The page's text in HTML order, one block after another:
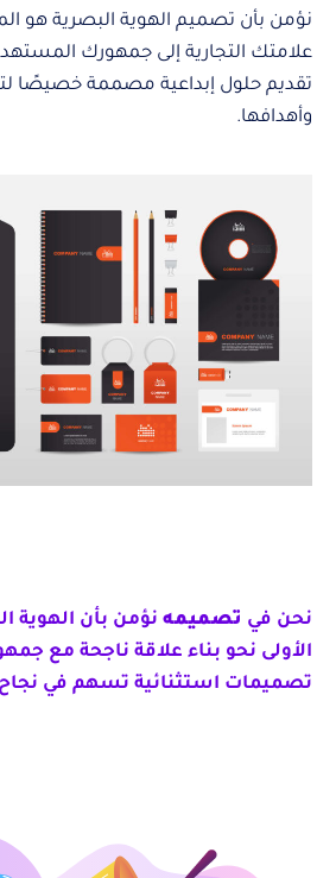
نؤمن بأن تصميم الهوية البصرية هو
علامتك التجارية إلى جمهورك
تقديم حلول إبداعية مصممة خصيصًا
وأهدافها.
نحن في تصميمه نؤمن بأن الهوية
الأولى نحو بناء علاقة ناجحة مع
تصميمات استثنائية تسهم في نجاح